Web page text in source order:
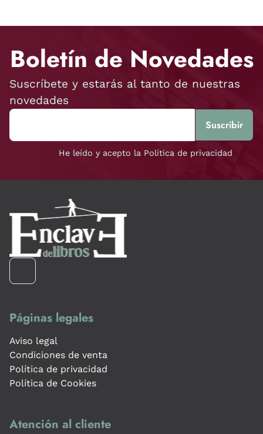
Boletín de Novedades
Suscríbete y estarás al tanto de nuestras
novedades
He leído y acepto la Política de privacidad
Páginas legales
Aviso legal
Condiciones de venta
Política de privacidad
Política de Cookies
Atención al cliente